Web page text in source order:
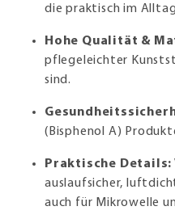
die praktisch im
Hohe Qualität &
pflegeleichter
sind.
(Bisphenol A)
Praktische Details:
auslaufsicher,
auch für Mikrowelle